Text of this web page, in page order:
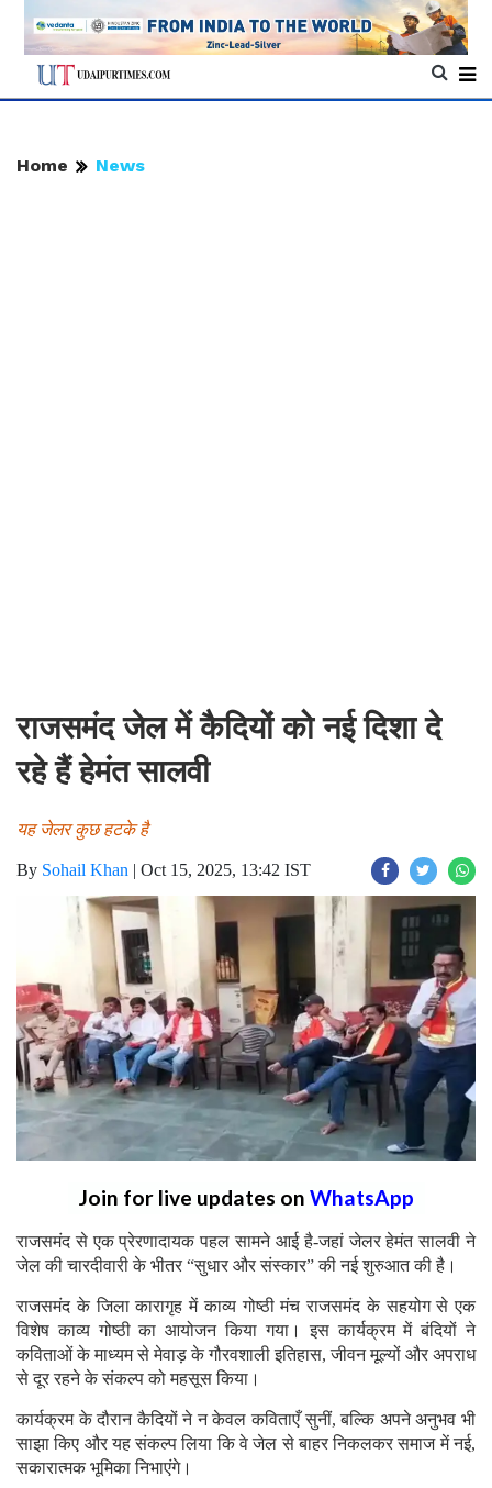
Home News
राजसमंद जेल में कैदियों को नई दिशा दे
रहे हैं हेमंत सालवी
यह जेलर कुछ हटके है
By Sohail Khan | Oct 15, 2025, 13:42 IST
Join for live updates on WhatsApp
राजसमंद से एक प्रेरणादायक पहल सामने आई है-जहां जेलर हेमंत सालवी ने
जेल की चारदीवारी के भीतर “सुधार और संस्कार” की नई शुरुआत की है।
राजसमंद के जिला कारागृह में काव्य गोष्ठी मंच राजसमंद के सहयोग से एक
विशेष काव्य गोष्ठी का आयोजन किया गया। इस कार्यक्रम में बंदियों ने
कविताओं के माध्यम से मेवाड़ के गौरवशाली इतिहास, जीवन मूल्यों और अपराध
से दूर रहने के संकल्प को महसूस किया।
कार्यक्रम के दौरान कैदियों ने न केवल कविताएँ सुनीं, बल्कि अपने अनुभव भी
साझा किए और यह संकल्प लिया कि वे जेल से बाहर निकलकर समाज में नई,
सकारात्मक भूमिका निभाएंगे।